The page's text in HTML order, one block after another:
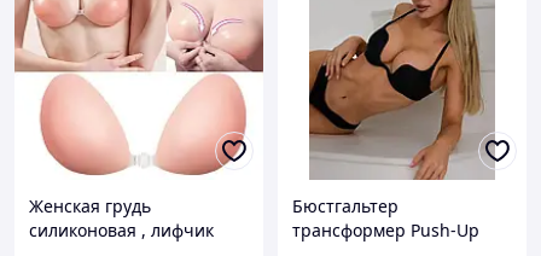
Женская грудь
силиконовая , лифчик
Бюстгальтер
трансформер Push-Up